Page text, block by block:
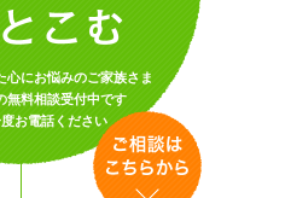
心にお悩みのご家族さま
無料相談受付中です
お電話ください